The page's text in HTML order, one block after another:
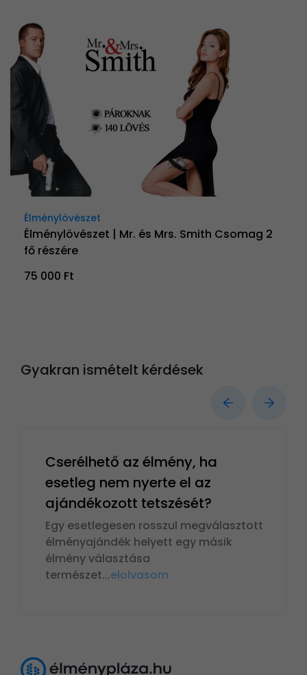
Élménylövészet
Élménylövészet | Mr. és Mrs. Smith Csomag 2
fő részére
75 000 Ft
Gyakran ismételt kérdések
Cserélhető az élmény, ha
esetleg nem nyerte el az
ajándékozott tetszését?
Egy esetlegesen rosszul megválasztott
élményajándék helyett egy másik
élmény választása
természet...elolvasom